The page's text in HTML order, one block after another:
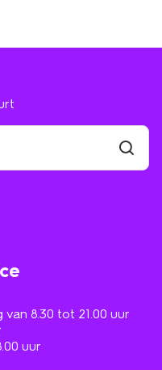
8.30 tot 21.00 uur
uur